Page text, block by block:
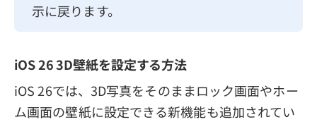
示に戻ります。
iOS 26 3D壁紙を設定する方法
iOS 26では、3D写真をそのままロック画面やホー
ム画面の壁紙に設定できる新機能も追加されてい